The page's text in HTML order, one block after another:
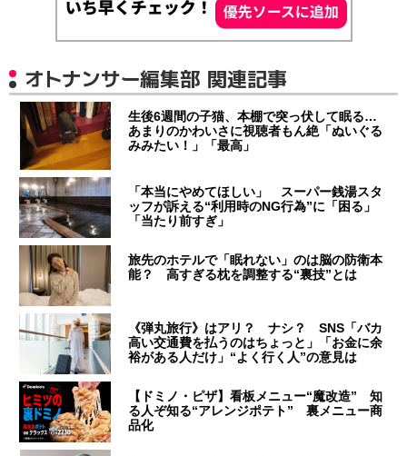
オトナンサー編集部 関連記事
生後6週間の子猫、本棚で突っ伏して眠る…
あまりのかわいさに視聴者もん絶「ぬいぐる
みみたい！」「最高」
「本当にやめてほしい」 スーパー銭湯スタ
ッフが訴える“利用時のNG行為”に「困る」
「当たり前すぎ」
旅先のホテルで「眠れない」のは脳の防衛本
能？ 高すぎる枕を調整する“裏技”とは
《弾丸旅行》はアリ？ ナシ？ SNS「バカ
高い交通費を払うのはちょっと」「お金に余
裕がある人だけ」“よく行く人”の意見は
【ドミノ・ピザ】看板メニュー“魔改造” 知
る人ぞ知る“アレンジポテト” 裏メニュー商
品化